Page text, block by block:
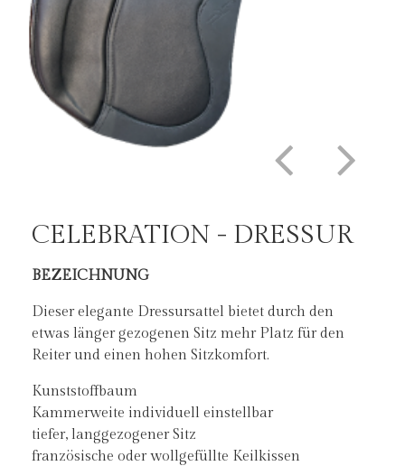
CELEBRATION - DRESSUR
BEZEICHNUNG
Dieser elegante Dressursattel bietet durch den
etwas länger gezogenen Sitz mehr Platz für den
Reiter und einen hohen Sitzkomfort.
Kunststoffbaum
Kammerweite individuell einstellbar
tiefer, langgezogener Sitz
französische oder wollgefüllte Keilkissen
CELEBRATION - DRESSUR
DER CELEBRATION IST ERHÄLTLICH IN:
Sitzgrößen: 16 – 18,5
Kammerweiten: 28-40
Farben: Schwarz, Chocolate, Oak, Tan
Kissen: Anatomic-, Plus-, Keil- oder Filzkissen